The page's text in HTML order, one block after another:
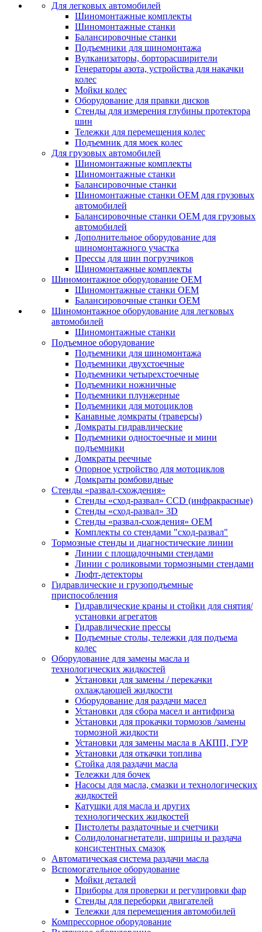
Для легковых автомобилей
Шиномонтажные комплекты
Шиномонтажные станки
Балансировочные станки
Подъемники для шиномонтажа
Вулканизаторы, борторасширители
Генераторы азота, устройства для накачки
колес
Мойки колес
Оборудование для правки дисков
Стенды для измерения глубины протектора
шин
Тележки для перемещения колес
Подъемник для моек колеc
Для грузовых автомобилей
Шиномонтажные комплекты
Шиномонтажные станки
Балансировочные станки
Шиномонтажные станки ОЕМ для грузовых
автомобилей
Балансировочные станки ОЕМ для грузовых
автомобилей
Дополнительное оборудование для
шиномонтажного участка
Прессы для шин погрузчиков
Шиномонтажные комплекты
Шиномонтажное оборудование ОЕМ
Шиномонтажные станки ОЕМ
Балансировочные станки ОЕМ
Шиномонтажное оборудование для легковых
автомобилей
Шиномонтажные станки
Подъемное оборудование
Подъемники для шиномонтажа
Подъемники двухстоечные
Подъемники четырехстоечные
Подъемники ножничные
Подъемники плунжерные
Подъемники для мотоциклов
Канавные домкраты (траверсы)
Домкраты гидравлические
Подъемники одностоечные и мини
подъемники
Домкраты реечные
Опорное устройство для мотоциклов
Домкраты ромбовидные
Стенды «развал-схождения»
Стенды «сход-развал» CCD (инфракрасные)
Стенды «сход-развал» 3D
Стенды «развал-схождения» ОЕМ
Комплекты со стендами "сход-развал"
Тормозные стенды и диагностические линии
Линии с площадочными стендами
Линии с роликовыми тормозными стендами
Люфт-детекторы
Гидравлические и грузоподъемные
приспособления
Гидравлические краны и стойки для снятия/
установки агрегатов
Гидравлические прессы
Подъемные столы, тележки для подъема
колес
Оборудование для замены масла и
технологических жидкостей
Установки для замены / перекачки
охлаждающей жидкости
Оборудование для раздачи масел
Установки для сбора масел и антифриза
Установки для прокачки тормозов /замены
тормозной жидкости
Установки для замены масла в АКПП, ГУР
Установки для откачки топлива
Стойка для раздачи масла
Тележки для бочек
Насосы для масла, смазки и технологических
жидкостей
Катушки для масла и других
технологических жидкостей
Пистолеты раздаточные и счетчики
Солидолонагнетатели, шприцы и раздача
консистентных смазок
Автоматическая система раздачи масла
Вспомогательное оборудование
Мойки деталей
Приборы для проверки и регулировки фар
Стенды для переборки двигателей
Тележки для перемещения автомобилей
Компрессорное оборудование